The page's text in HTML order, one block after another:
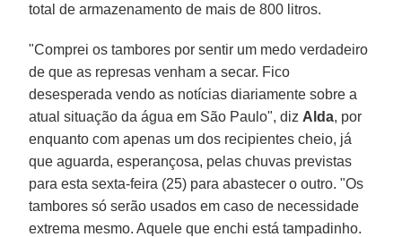
total de armazenamento de mais de 800 litros.
"Comprei os tambores por sentir um medo verdadeiro
de que as represas venham a secar. Fico
desesperada vendo as notícias diariamente sobre a
atual situação da água em São Paulo", diz Alda, por
enquanto com apenas um dos recipientes cheio, já
que aguarda, esperançosa, pelas chuvas previstas
para esta sexta-feira (25) para abastecer o outro. "Os
tambores só serão usados em caso de necessidade
extrema mesmo. Aquele que enchi está tampadinho.